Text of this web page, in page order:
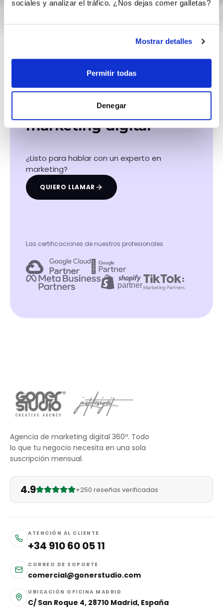
sociales y analizar el tráfico. ¿Nos dejas comer galletas?
Mostrar detalles
Permitir todas
Denegar
Hacemos que tu
negocio crezca con el
marketing digital
¿Listo para hablar con un experto en
marketing?
QUIERO LLAMAR
Las certificaciones de nuestros profesionales
Agencia de marketing digital 360º. Todo
lo que tu negocio necesita en una sola
suscripción mensual.
4.9 +250 reseñas verificadas
ATENCIÓN AL CLIENTE
+34 910 60 05 11
CORREO DE SOPORTE
comercial@gonerstudio.com
UBICACIÓN OFICINA MADRID
C/ San Roque 4, 28710 Madrid, España